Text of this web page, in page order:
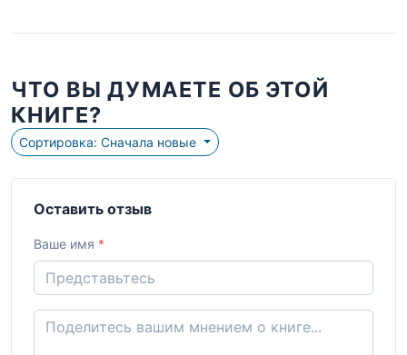
ЧТО ВЫ ДУМАЕТЕ ОБ ЭТОЙ
КНИГЕ?
Сортировка: Сначала новые
Оставить отзыв
Ваше имя *